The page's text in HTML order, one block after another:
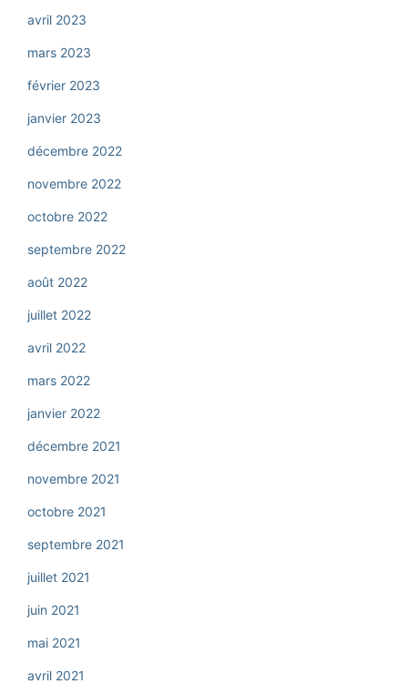
avril 2023
mars 2023
février 2023
janvier 2023
décembre 2022
novembre 2022
octobre 2022
septembre 2022
août 2022
juillet 2022
avril 2022
mars 2022
janvier 2022
décembre 2021
novembre 2021
octobre 2021
septembre 2021
juillet 2021
juin 2021
mai 2021
avril 2021